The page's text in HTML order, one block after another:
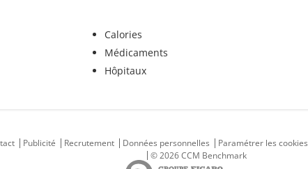
Calories
Médicaments
Hôpitaux
Publicité Recrutement Données personnelles Paramétrer les cookies
© 2026 CCM Benchmark